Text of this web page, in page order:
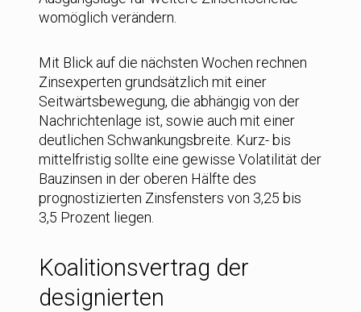
womöglich verändern.
Mit Blick auf die nächsten Wochen rechnen
Zinsexperten grundsätzlich mit einer
Seitwärtsbewegung, die abhängig von der
Nachrichtenlage ist, sowie auch mit einer
deutlichen Schwankungsbreite. Kurz- bis
mittelfristig sollte eine gewisse Volatilität der
Bauzinsen in der oberen Hälfte des
prognostizierten Zinsfensters von 3,25 bis
3,5 Prozent liegen.
Koalitionsvertrag der
designierten